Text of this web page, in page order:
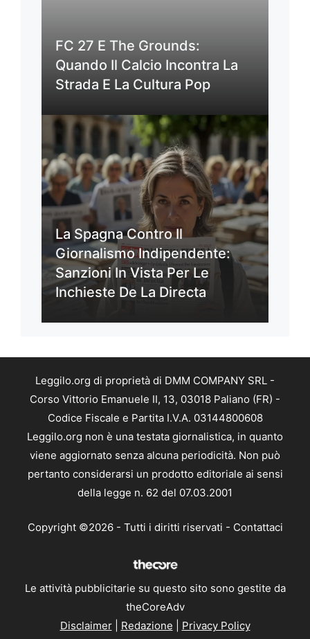
FC 27 E The Grounds:
Quando Il Calcio Incontra La
Strada E La Cultura Pop
La Spagna Contro Il
Giornalismo Indipendente:
Sanzioni In Vista Per Le
Inchieste De La Directa
Leggilo.org di proprietà di DMM COMPANY SRL -
Corso Vittorio Emanuele II, 13, 03018 Paliano (FR) -
Codice Fiscale e Partita I.V.A. 03144800608
Leggilo.org non è una testata giornalistica, in quanto
viene aggiornato senza alcuna periodicità. Non può
pertanto considerarsi un prodotto editoriale ai sensi
della legge n. 62 del 07.03.2001
Copyright ©2026 - Tutti i diritti riservati - Contattaci
Le attività pubblicitarie su questo sito sono gestite da
theCoreAdv
Disclaimer| Redazione Privacy Policy